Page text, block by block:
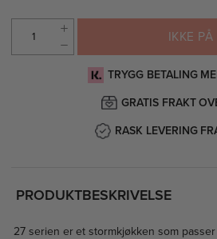
IKKE PÅ
TRYGG BETALING
GRATIS FRAKT
RASK LEVERING
PRODUKTBESKRIVELSE
27 serien er et stormkjøkken som